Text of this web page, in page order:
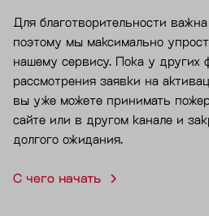
Для благотворительности
поэтому мы максимально
нашему сервису. Пока у других
рассмотрения заявки на
вы уже можете принимать
сайте или в другом канале и
долгого ожидания.
С чего начать